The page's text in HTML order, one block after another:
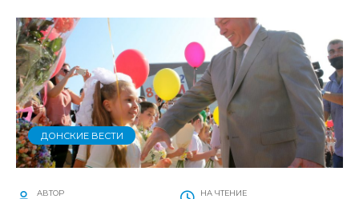
ДОНСКИЕ ВЕСТИ
АВТОР НА ЧТЕНИЕ